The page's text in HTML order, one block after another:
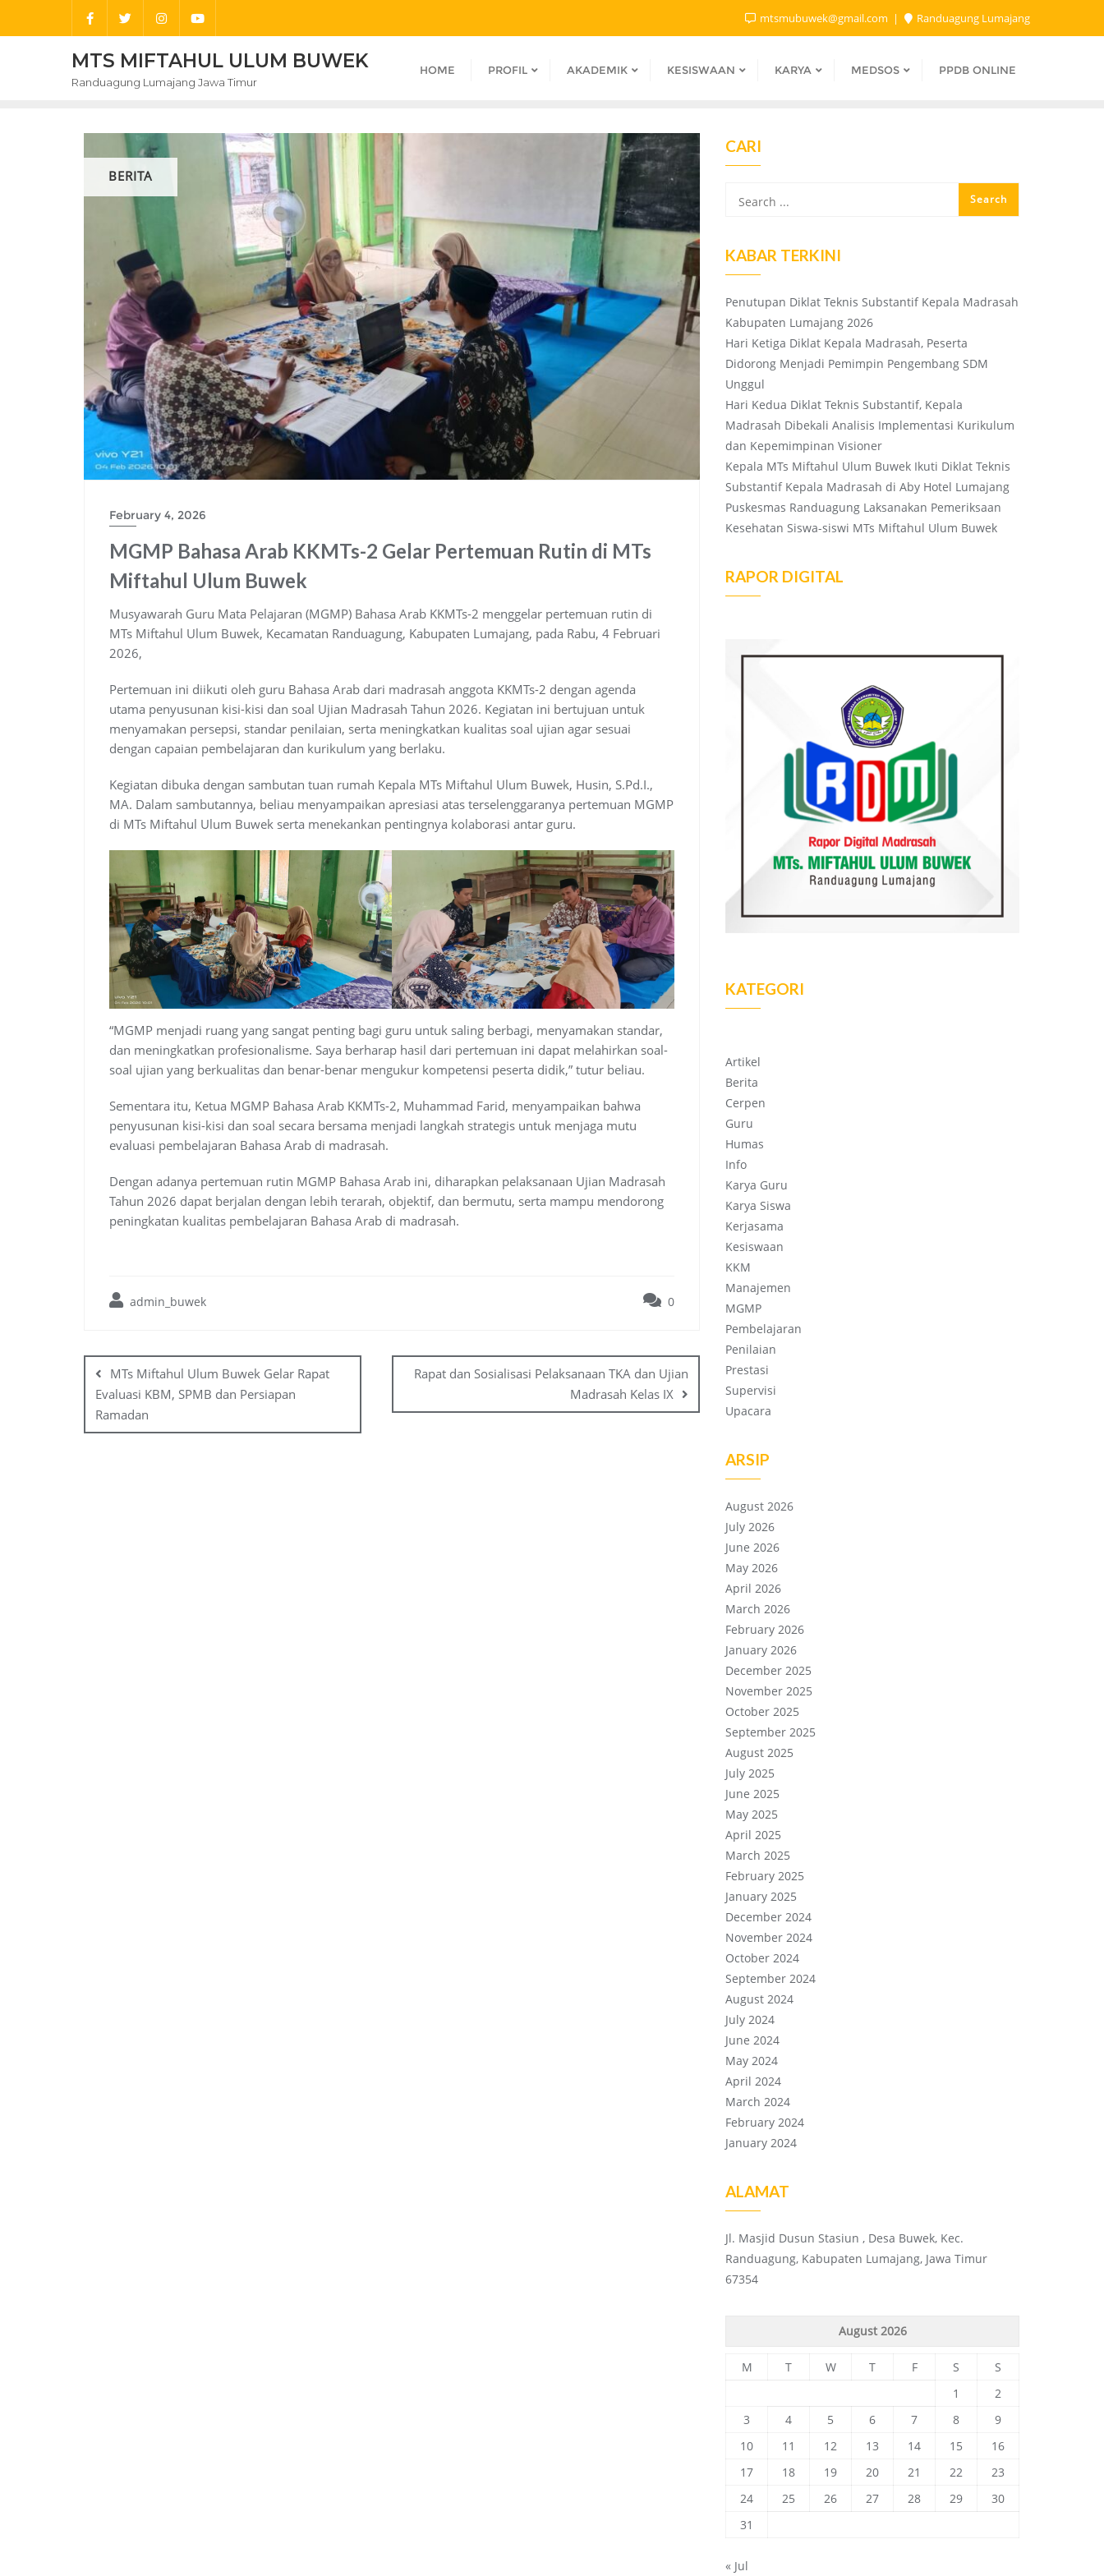
mtsmubuwek@gmail.com Randuagung Lumajang
MTS MIFTAHUL ULUM BUWEK
Randuagung Lumajang Jawa Timur
HOME PROFIL AKADEMIK KESISWAAN KARYA MEDSOS PPDB ONLINE
BERITA
February 4, 2026
MGMP Bahasa Arab KKMTs-2 Gelar Pertemuan Rutin di MTs
Miftahul Ulum Buwek
Musyawarah Guru Mata Pelajaran (MGMP) Bahasa Arab KKMTs-2 menggelar pertemuan rutin di
MTs Miftahul Ulum Buwek, Kecamatan Randuagung, Kabupaten Lumajang, pada Rabu, 4 Februari
2026,
Pertemuan ini diikuti oleh guru Bahasa Arab dari madrasah anggota KKMTs-2 dengan agenda
utama penyusunan kisi-kisi dan soal Ujian Madrasah Tahun 2026. Kegiatan ini bertujuan untuk
menyamakan persepsi, standar penilaian, serta meningkatkan kualitas soal ujian agar sesuai
dengan capaian pembelajaran dan kurikulum yang berlaku.
Kegiatan dibuka dengan sambutan tuan rumah Kepala MTs Miftahul Ulum Buwek, Husin, S.Pd.I.,
MA. Dalam sambutannya, beliau menyampaikan apresiasi atas terselenggaranya pertemuan MGMP
di MTs Miftahul Ulum Buwek serta menekankan pentingnya kolaborasi antar guru.
“MGMP menjadi ruang yang sangat penting bagi guru untuk saling berbagi, menyamakan standar,
dan meningkatkan profesionalisme. Saya berharap hasil dari pertemuan ini dapat melahirkan soal-
soal ujian yang berkualitas dan benar-benar mengukur kompetensi peserta didik,” tutur beliau.
Sementara itu, Ketua MGMP Bahasa Arab KKMTs-2, Muhammad Farid, menyampaikan bahwa
penyusunan kisi-kisi dan soal secara bersama menjadi langkah strategis untuk menjaga mutu
evaluasi pembelajaran Bahasa Arab di madrasah.
Dengan adanya pertemuan rutin MGMP Bahasa Arab ini, diharapkan pelaksanaan Ujian Madrasah
Tahun 2026 dapat berjalan dengan lebih terarah, objektif, dan bermutu, serta mampu mendorong
peningkatan kualitas pembelajaran Bahasa Arab di madrasah.
admin_buwek 0
Post
navigation
MTs Miftahul Ulum Buwek Gelar Rapat
Evaluasi KBM, SPMB dan Persiapan
Ramadan
Rapat dan Sosialisasi Pelaksanaan TKA dan Ujian
Madrasah Kelas IX
CARI
KABAR TERKINI
Penutupan Diklat Teknis Substantif Kepala Madrasah
Kabupaten Lumajang 2026
Hari Ketiga Diklat Kepala Madrasah, Peserta
Didorong Menjadi Pemimpin Pengembang SDM
Unggul
Hari Kedua Diklat Teknis Substantif, Kepala
Madrasah Dibekali Analisis Implementasi Kurikulum
dan Kepemimpinan Visioner
Kepala MTs Miftahul Ulum Buwek Ikuti Diklat Teknis
Substantif Kepala Madrasah di Aby Hotel Lumajang
Puskesmas Randuagung Laksanakan Pemeriksaan
Kesehatan Siswa-siswi MTs Miftahul Ulum Buwek
RAPOR DIGITAL
KATEGORI
Artikel
Berita
Cerpen
Guru
Humas
Info
Karya Guru
Karya Siswa
Kerjasama
Kesiswaan
KKM
Manajemen
MGMP
Pembelajaran
Penilaian
Prestasi
Supervisi
Upacara
ARSIP
August 2026
July 2026
June 2026
May 2026
April 2026
March 2026
February 2026
January 2026
December 2025
November 2025
October 2025
September 2025
August 2025
July 2025
June 2025
May 2025
April 2025
March 2025
February 2025
January 2025
December 2024
November 2024
October 2024
September 2024
August 2024
July 2024
June 2024
May 2024
April 2024
March 2024
February 2024
January 2024
ALAMAT
Jl. Masjid Dusun Stasiun , Desa Buwek, Kec.
Randuagung, Kabupaten Lumajang, Jawa Timur
67354
August 2026
M T W T F S
S
1
2
3
4 5 6 7 8
9
10
11 12 13 14 15
16
17
18 19 20 21 22
23
24
25 26 27 28 29
30
31
« Jul